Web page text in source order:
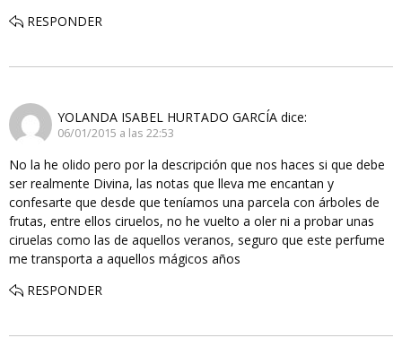
RESPONDER
YOLANDA ISABEL HURTADO GARCÍA dice:
06/01/2015 a las 22:53
No la he olido pero por la descripción que nos haces si que debe
ser realmente Divina, las notas que lleva me encantan y
confesarte que desde que teníamos una parcela con árboles de
frutas, entre ellos ciruelos, no he vuelto a oler ni a probar unas
ciruelas como las de aquellos veranos, seguro que este perfume
me transporta a aquellos mágicos años
RESPONDER